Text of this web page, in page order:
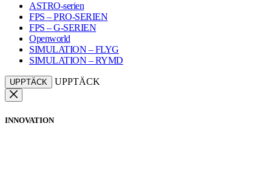
ASTRO-serien
FPS – PRO-SERIEN
FPS – G-SERIEN
Openworld
SIMULATION – FLYG
SIMULATION – RYMD
UPPTÄCK UPPTÄCK
INNOVATION